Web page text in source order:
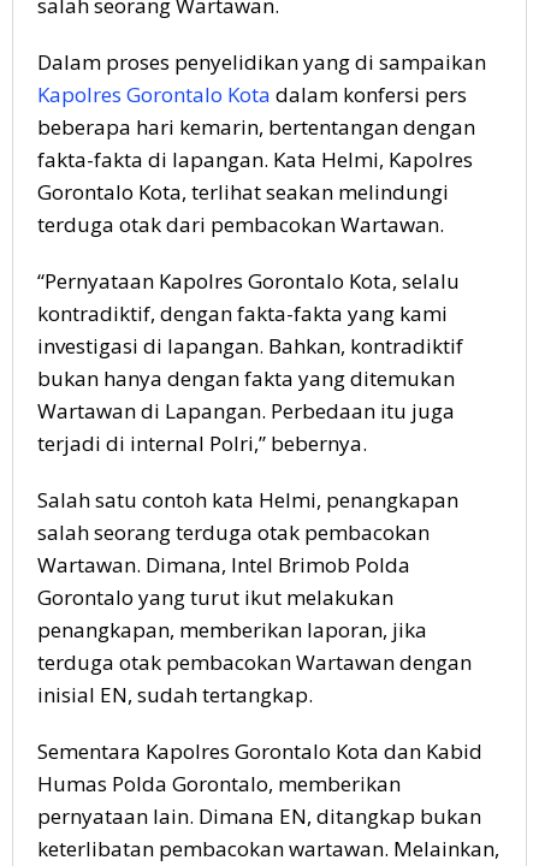
Dalam proses penyelidikan yang di sampaikan
Kapolres Gorontalo Kota dalam konfersi pers
beberapa hari kemarin, bertentangan dengan
fakta-fakta di lapangan. Kata Helmi, Kapolres
Gorontalo Kota, terlihat seakan melindungi
terduga otak dari pembacokan Wartawan.
“Pernyataan Kapolres Gorontalo Kota, selalu
kontradiktif, dengan fakta-fakta yang kami
investigasi di lapangan. Bahkan, kontradiktif
bukan hanya dengan fakta yang ditemukan
Wartawan di Lapangan. Perbedaan itu juga
terjadi di internal Polri,” bebernya.
Salah satu contoh kata Helmi, penangkapan
salah seorang terduga otak pembacokan
Wartawan. Dimana, Intel Brimob Polda
Gorontalo yang turut ikut melakukan
penangkapan, memberikan laporan, jika
terduga otak pembacokan Wartawan dengan
inisial EN, sudah tertangkap.
Sementara Kapolres Gorontalo Kota dan Kabid
Humas Polda Gorontalo, memberikan
pernyataan lain. Dimana EN, ditangkap bukan
keterlibatan pembacokan wartawan. Melainkan,